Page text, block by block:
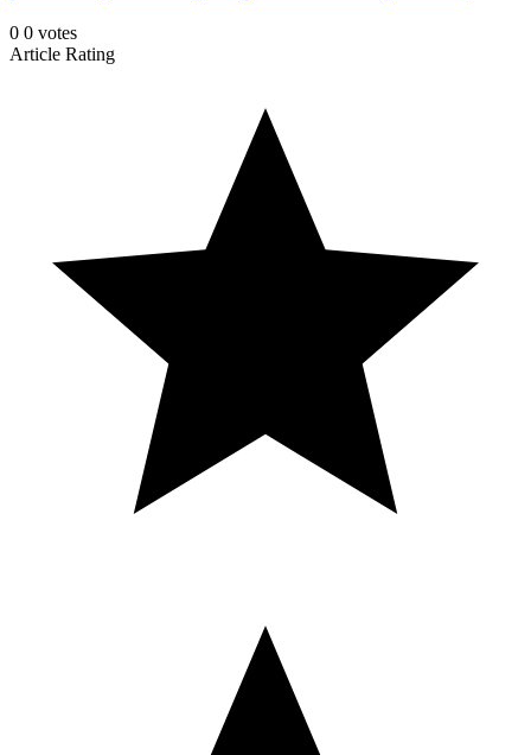
0 0 votes
Article Rating